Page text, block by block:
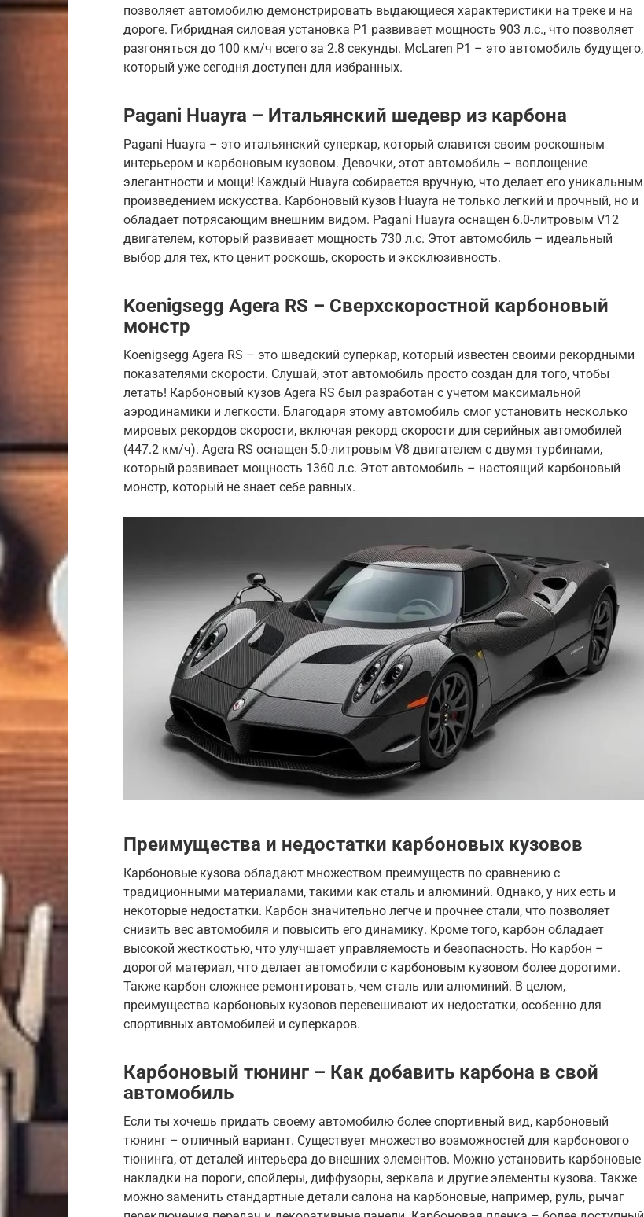
позволяет автомобилю демонстрировать выдающиеся характеристики на треке и на
дороге. Гибридная силовая установка P1 развивает мощность 903 л.с., что позволяет
разгоняться до 100 км/ч всего за 2.8 секунды. McLaren P1 – это автомобиль будущего,
который уже сегодня доступен для избранных.
Pagani Huayra – Итальянский шедевр из карбона
Pagani Huayra – это итальянский суперкар, который славится своим роскошным
интерьером и карбоновым кузовом. Девочки, этот автомобиль – воплощение
элегантности и мощи! Каждый Huayra собирается вручную, что делает его уникальным
произведением искусства. Карбоновый кузов Huayra не только легкий и прочный, но и
обладает потрясающим внешним видом. Pagani Huayra оснащен 6.0-литровым V12
двигателем, который развивает мощность 730 л.с. Этот автомобиль – идеальный
выбор для тех, кто ценит роскошь, скорость и эксклюзивность.
Koenigsegg Agera RS – Сверхскоростной карбоновый
монстр
Koenigsegg Agera RS – это шведский суперкар, который известен своими рекордными
показателями скорости. Слушай, этот автомобиль просто создан для того, чтобы
летать! Карбоновый кузов Agera RS был разработан с учетом максимальной
аэродинамики и легкости. Благодаря этому автомобиль смог установить несколько
мировых рекордов скорости, включая рекорд скорости для серийных автомобилей
(447.2 км/ч). Agera RS оснащен 5.0-литровым V8 двигателем с двумя турбинами,
который развивает мощность 1360 л.с. Этот автомобиль – настоящий карбоновый
монстр, который не знает себе равных.
Преимущества и недостатки карбоновых кузовов
Карбоновые кузова обладают множеством преимуществ по сравнению с
традиционными материалами, такими как сталь и алюминий. Однако, у них есть и
некоторые недостатки. Карбон значительно легче и прочнее стали, что позволяет
снизить вес автомобиля и повысить его динамику. Кроме того, карбон обладает
высокой жесткостью, что улучшает управляемость и безопасность. Но карбон –
дорогой материал, что делает автомобили с карбоновым кузовом более дорогими.
Также карбон сложнее ремонтировать, чем сталь или алюминий. В целом,
преимущества карбоновых кузовов перевешивают их недостатки, особенно для
спортивных автомобилей и суперкаров.
Карбоновый тюнинг – Как добавить карбона в свой
автомобиль
Если ты хочешь придать своему автомобилю более спортивный вид, карбоновый
тюнинг – отличный вариант. Существует множество возможностей для карбонового
тюнинга, от деталей интерьера до внешних элементов. Можно установить карбоновые
накладки на пороги, спойлеры, диффузоры, зеркала и другие элементы кузова. Также
можно заменить стандартные детали салона на карбоновые, например, руль, рычаг